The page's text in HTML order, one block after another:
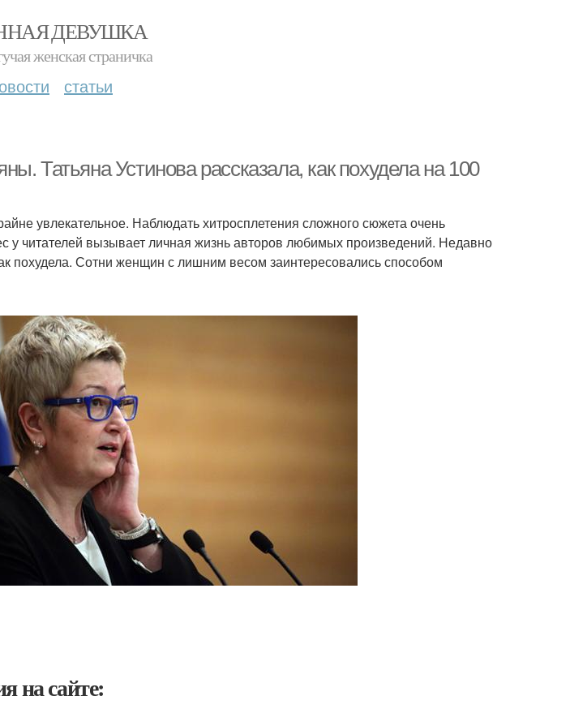
ДЕВУШКА
женская страничка
статьи
Татьяна Устинова рассказала, как похудела на 100
увлекательное. Наблюдать хитросплетения сложного сюжета очень
читателей вызывает личная жизнь авторов любимых произведений. Недавно
похудела. Сотни женщин с лишним весом заинтересовались способом
на сайте: